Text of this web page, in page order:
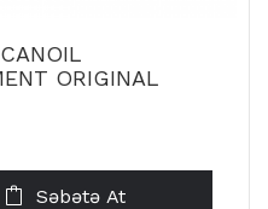
ORIGINAL
Səbətə At